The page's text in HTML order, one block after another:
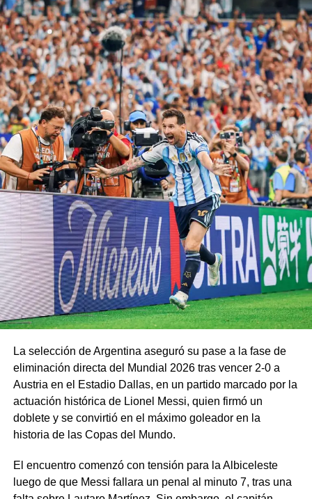
La selección de Argentina aseguró su pase a la fase de
eliminación directa del Mundial 2026 tras vencer 2-0 a
Austria en el Estadio Dallas, en un partido marcado por la
actuación histórica de Lionel Messi, quien firmó un
doblete y se convirtió en el máximo goleador en la
historia de las Copas del Mundo.
El encuentro comenzó con tensión para la Albiceleste
luego de que Messi fallara un penal al minuto 7, tras una